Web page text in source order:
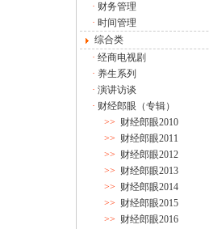
· 财务管理
· 时间管理
综合类
· 经商电视剧
· 养生系列
· 演讲访谈
· 财经郎眼（专辑）
>> 财经郎眼2010
>> 财经郎眼2011
>> 财经郎眼2012
>> 财经郎眼2013
>> 财经郎眼2014
>> 财经郎眼2015
>> 财经郎眼2016